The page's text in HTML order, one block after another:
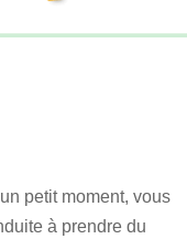
petit moment, vous
à prendre du